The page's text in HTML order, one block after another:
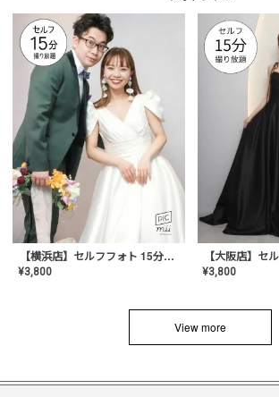
【横浜店】セルフフォト 15分撮り放題プラン
¥3,800 ¥3,800
View more